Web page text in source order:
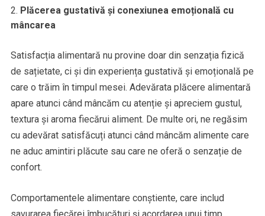
Plăcerea gustativă și conexiunea emoțională cu
mâncarea
Satisfacția alimentară nu provine doar din senzația fizică
de sațietate, ci și din experiența gustativă și emoțională pe
care o trăim în timpul mesei. Adevărata plăcere alimentară
apare atunci când mâncăm cu atenție și apreciem gustul,
textura și aroma fiecărui aliment. De multe ori, ne regăsim
cu adevărat satisfăcuți atunci când mâncăm alimente care
ne aduc amintiri plăcute sau care ne oferă o senzație de
confort.
Comportamentele alimentare conștiente, care includ
savurarea fiecărei îmbucături și acordarea unui timp